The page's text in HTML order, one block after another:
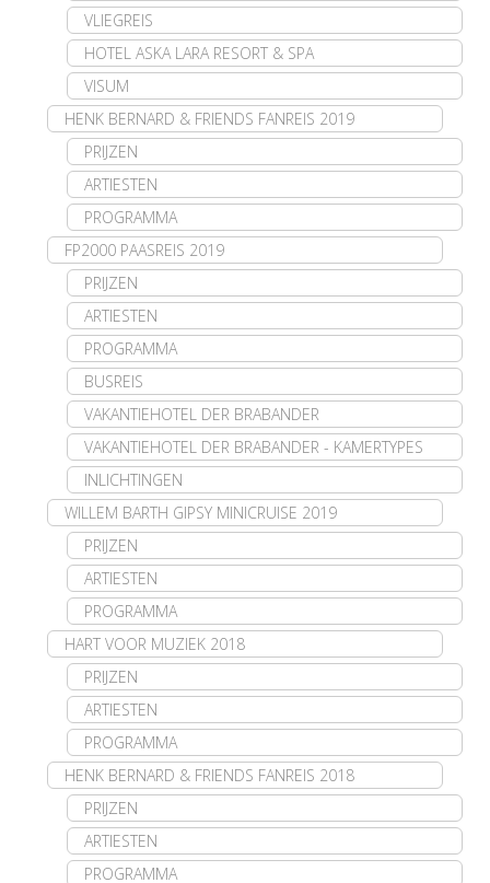
VLIEGREIS
HOTEL ASKA LARA RESORT & SPA
VISUM
HENK BERNARD & FRIENDS FANREIS 2019
PRIJZEN
ARTIESTEN
PROGRAMMA
FP2000 PAASREIS 2019
PRIJZEN
ARTIESTEN
PROGRAMMA
BUSREIS
VAKANTIEHOTEL DER BRABANDER
VAKANTIEHOTEL DER BRABANDER - KAMERTYPES
INLICHTINGEN
WILLEM BARTH GIPSY MINICRUISE 2019
PRIJZEN
ARTIESTEN
PROGRAMMA
HART VOOR MUZIEK 2018
PRIJZEN
ARTIESTEN
PROGRAMMA
HENK BERNARD & FRIENDS FANREIS 2018
PRIJZEN
ARTIESTEN
PROGRAMMA